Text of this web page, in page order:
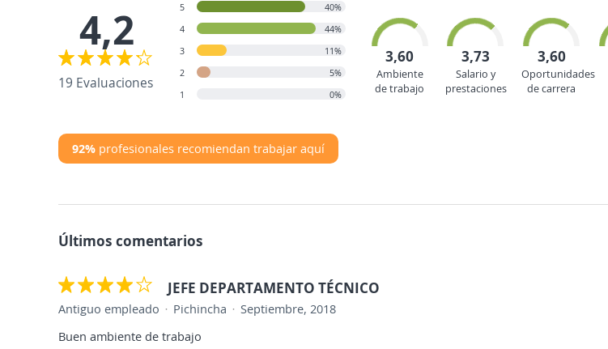
4,2
19 Evaluaciones
5
40%
4
44%
3
11%
2
5%
1
0%
3,60
Ambiente
de trabajo
3,73
Salario y
prestaciones
3,60
Oportunidades
de carrera
92% profesionales recomiendan trabajar aquí
Últimos comentarios
JEFE DEPARTAMENTO TÉCNICO
Antiguo empleado Pichincha
Septiembre, 2018
Buen ambiente de trabajo